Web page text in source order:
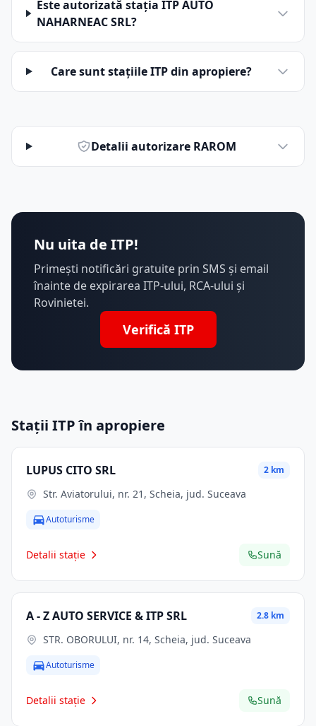
Este autorizată stația ITP AUTO
NAHARNEAC SRL?
Care sunt stațiile ITP din apropiere?
Detalii autorizare RAROM
Nu uita de ITP!
Primești notificări gratuite prin SMS și email
înainte de expirarea ITP-ului, RCA-ului și
Rovinietei.
Verifică ITP
Stații ITP în apropiere
LUPUS CITO SRL 2 km
Str. Aviatorului, nr. 21, Scheia, jud. Suceava
Autoturisme
Detalii stație Sună
A - Z AUTO SERVICE & ITP SRL 2.8 km
STR. OBORULUI, nr. 14, Scheia, jud. Suceava
Autoturisme
Detalii stație Sună